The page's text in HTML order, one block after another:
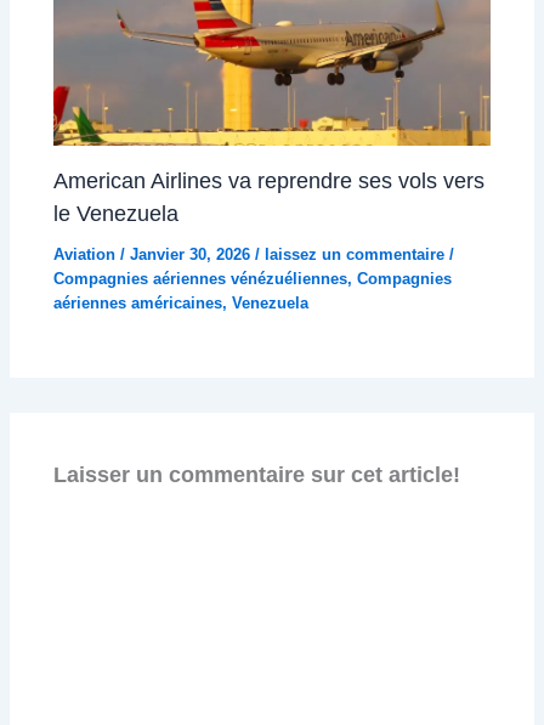
American Airlines va reprendre ses vols vers
le Venezuela
Aviation /Janvier 30, 2026/laissez un commentaire /
Compagnies aériennes vénézuéliennes,Compagnies
aériennes américaines,Venezuela
Laisser un commentaire sur cet article!